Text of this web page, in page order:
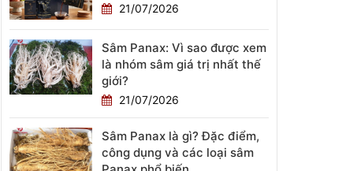
21/07/2026
Sâm Panax: Vì sao được xem
là nhóm sâm giá trị nhất thế
giới?
21/07/2026
Sâm Panax là gì? Đặc điểm,
công dụng và các loại sâm